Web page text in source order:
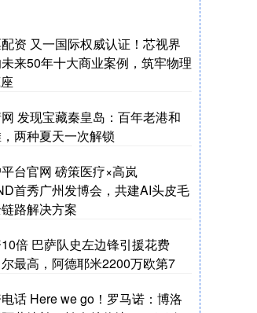
资 又一国际权威认证！芯视界
来50年十大商业案例，筑牢物理
发现宝藏秦皇岛：百年老港和
两种夏天一次解锁
台官网 磅策医疗×高岚
首秀广州发博会，共建AI头皮毛
路解决方案
倍 巴萨队史左边锋引援花费
最高，阿德耶米2200万欧第7
话 Here we go！罗马诺：博洛